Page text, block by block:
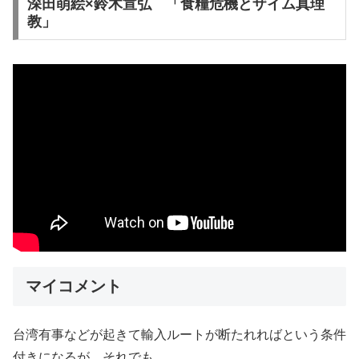
深田萌絵×鈴木宣弘 「食糧危機とザイム真理
教」
マイコメント
台湾有事などが起きて輸入ルートが断たれればという条件